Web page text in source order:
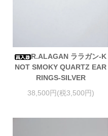
R.ALAGAN ララガン-K
NOT SMOKY QUARTZ EAR
RINGS-SILVER
38,500円(税3,500円)